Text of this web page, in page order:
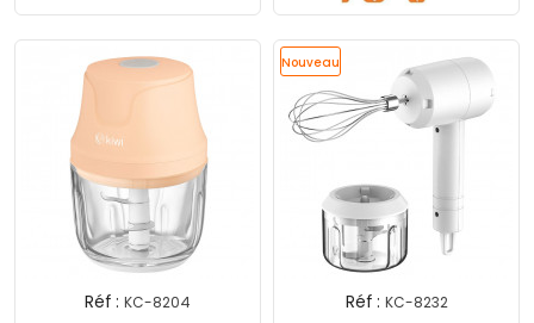
Réf : KC-8204
Nouveau
Réf : KC-8232